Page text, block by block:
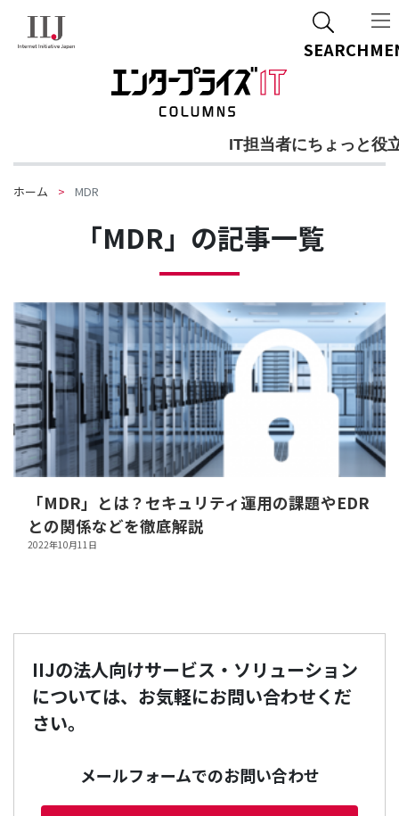
IT担当者にちょっと役
SEARCH
ホーム MDR
「MDR」の記事一覧
「MDR」とは？セキュリティ運用の課題やEDR
との関係などを徹底解説
2022年10月11日
IIJの法人向けサービス・ソリューション
については、お気軽にお問い合わせくだ
さい。
メールフォームでのお問い合わせ